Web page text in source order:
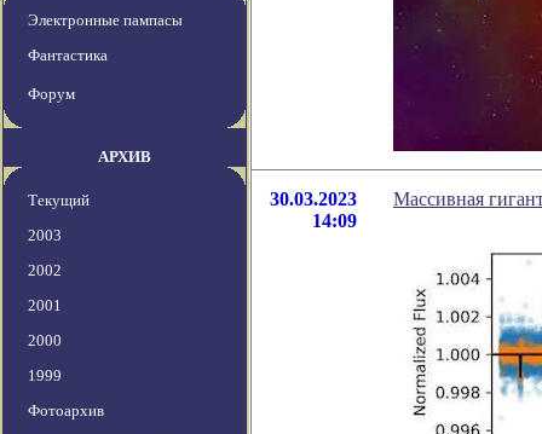
Электронные пампасы
Фантастика
Форум
АРХИВ
Текущий
2003
2002
2001
2000
1999
Фотоархив
30.03.2023
14:09
Массивная